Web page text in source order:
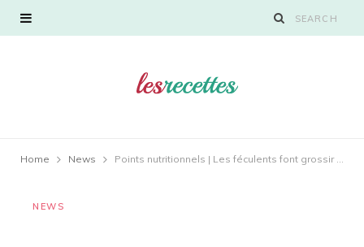
Home News Points nutritionnels | Les féculents font grossir : mythe ou réalité ?
NEWS